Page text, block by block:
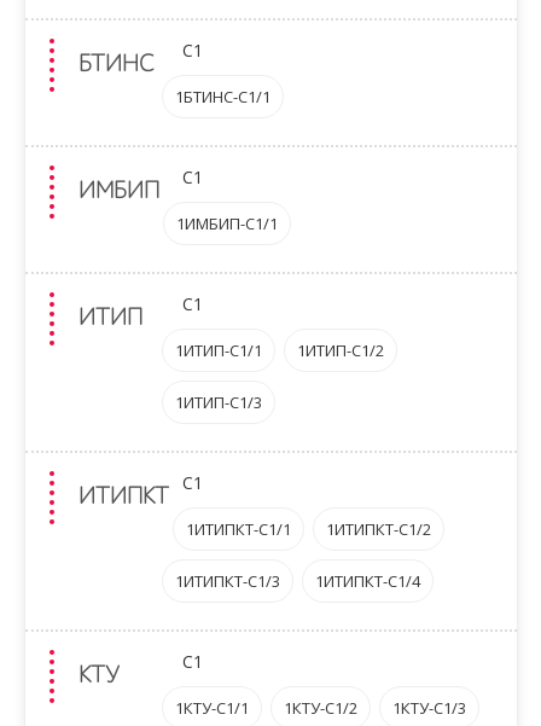
БТИНС
C1
1БТИНС-C1/1
ИМБИП
C1
1ИМБИП-C1/1
ИТИП
C1
1ИТИП-C1/1 1ИТИП-C1/2
1ИТИП-C1/3
ИТИПКТ
C1
1ИТИПКТ-C1/1 1ИТИПКТ-C1/2
1ИТИПКТ-C1/3 1ИТИПКТ-C1/4
КТУ
C1
1КТУ-C1/1 1КТУ-C1/2 1КТУ-C1/3